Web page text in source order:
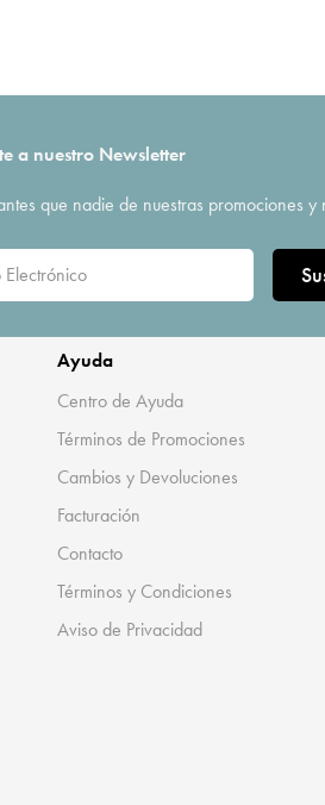
a nuestro Newsletter
que nadie de nuestras promociones y
Ayuda
Centro de Ayuda
Términos de Promociones
Cambios y Devoluciones
Facturación
Contacto
Términos y Condiciones
Aviso de Privacidad